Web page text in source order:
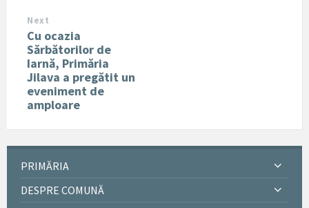
Next
Cu ocazia
Sărbătorilor de
Iarnă, Primăria
Jilava a pregătit un
eveniment de
amploare
PRIMĂRIA
DESPRE COMUNĂ